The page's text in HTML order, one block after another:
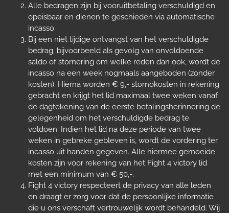
Alle bedragen zijn bij vooruitbetaling verschuldigd en
opeisbaar en dienen te geschieden via automatische
incasso.
Bij een niet tijdige ontvangst van het verschuldigde
bedrag, bijvoorbeeld als gevolg van onvoldoende
saldo of stornering om welke reden dan ook, wordt de
incasso na een week nogmaals aangeboden (zonder
kosten). Hierna worden € 9,- stornokosten in rekening
gebracht en krijgt het lid maximaal twee weken vanaf
de dagtekening van de eerste betalingsherinnering de
gelegenheid om het verschuldigde bedrag te
voldoen. Indien het lid na deze periode van twee
weken in gebreke gebleven is, wordt de vordering ter
incasso uit handen gegeven. Alle hiermee gemoeide
kosten zijn voor rekening van het Fight 4 victory lid
met een minimum van € 50,-.
Fight 4 victory respecteert de privacy van alle leden
en draagt er zorg voor dat de persoonlijke informatie
die u ons verschaft vertrouwelijk wordt behandeld. Wij